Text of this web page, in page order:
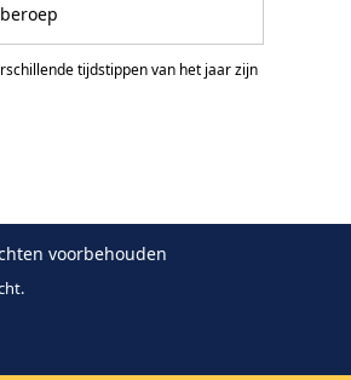
tijdstippen van het jaar zijn
voorbehouden